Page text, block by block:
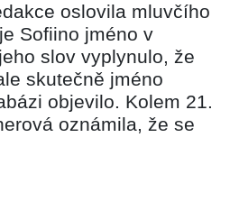
oslovila mluvčího
Sofiino jméno v
slov vyplynulo, že
skutečně jméno
objevilo. Kolem 21.
oznámila, že se